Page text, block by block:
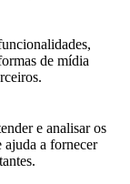
de mídia
e analisar os
ajuda a fornecer